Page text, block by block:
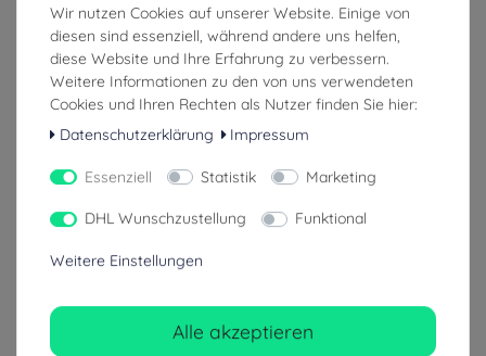
1.490,00 €
inkl. ges. MwSt.
zzgl. Versandkosten
17,01 €
inkl. ges. MwSt.
zzgl. Versandkosten
Wir nutzen Cookies auf unserer Website. Einige von
diesen sind essenziell, während andere uns helfen,
diese Website und Ihre Erfahrung zu verbessern.
Weitere Informationen zu den von uns verwendeten
Cookies und Ihren Rechten als Nutzer finden Sie hier:
Datenschutzerklärung
Impressum
Essenziell Statistik Marketing
DHL Wunschzustellung Funktional
Weitere Einstellungen
Alle akzeptieren